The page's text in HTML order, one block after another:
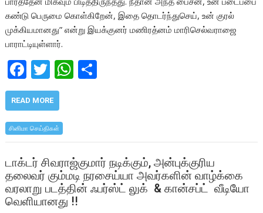
கண்டு பெருமை கொள்கிறேன், இதை தொடர்ந்துசெய், உன் குரல்
முக்கியமானது” என்று இயக்குனர் மணிரத்னம் மாரிசெல்வராஜை
பாராட்டியுள்ளார்.
F
ac
e
b
o
o
k
T
w
itt
er
W
A
p
p
READ MORE
சினிமா செய்திகள்
டாக்டர் சிவராஜ்குமார் நடிக்கும், அன்புக்குரிய
தலைவர் கும்மடி நரசைய்யா அவர்களின் வாழ்க்கை
வரலாறு படத்தின் ஃபர்ஸ்ட் லுக் & கான்சப்ட் வீடியோ
வெளியானது !!